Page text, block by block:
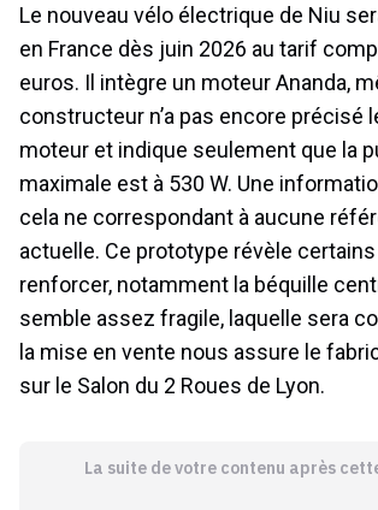
Le nouveau vélo électrique de Niu
en France dès juin 2026 au tarif
euros. Il intègre un moteur Ananda,
constructeur n’a pas encore précisé
moteur et indique seulement que la
maximale est à 530 W. Une
cela ne correspondant à aucune
actuelle. Ce prototype révèle
renforcer, notamment la béquille
semble assez fragile, laquelle sera
la mise en vente nous assure le
sur le Salon du 2 Roues de Lyon.
La suite de votre contenu après